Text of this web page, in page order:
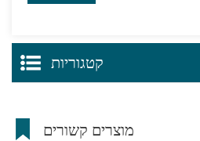
קטגוריות
מוצרים קשורים